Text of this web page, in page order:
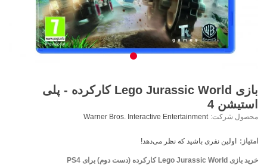
بازی Lego Jurassic World کارکرده - پلی
استیشن 4
محصول شرکت: Warner Bros. Interactive Entertainment
امتیاز: اولین نفری باشید که نظر می‌دهد!
خرید بازی Lego Jurassic World کارکرده (دست دوم) برای PS4